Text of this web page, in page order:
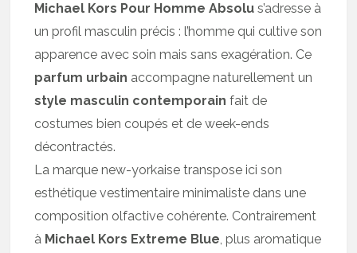
Michael Kors Pour Homme Absolu s’adresse à
un profil masculin précis : l’homme qui cultive son
apparence avec soin mais sans exagération. Ce
parfum urbain accompagne naturellement un
style masculin contemporain fait de
costumes bien coupés et de week-ends
décontractés.
La marque new-yorkaise transpose ici son
esthétique vestimentaire minimaliste dans une
composition olfactive cohérente. Contrairement
à Michael Kors Extreme Blue, plus aromatique